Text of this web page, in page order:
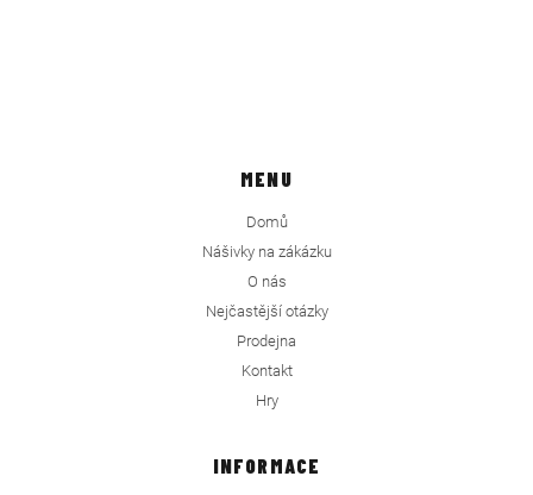
MENU
Domů
Nášivky na zákázku
O nás
Nejčastější otázky
Prodejna
Kontakt
Hry
INFORMACE